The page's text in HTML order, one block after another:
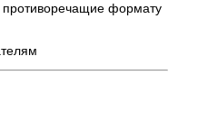
противоречащие формату